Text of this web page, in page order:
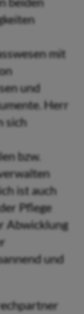
mit
und
Herr
sich
bzw.
ist auch
Pflege
Abwicklung
und